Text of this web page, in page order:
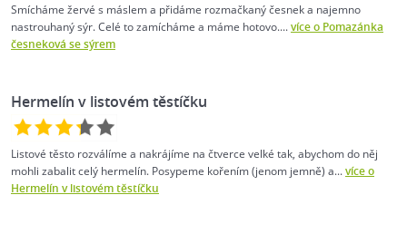
Smícháme žervé s máslem a přidáme rozmačkaný česnek a najemno
nastrouhaný sýr. Celé to zamícháme a máme hotovo....více o Pomazánka
česneková se sýrem
Hermelín v listovém těstíčku
Listové těsto rozválíme a nakrájíme na čtverce velké tak, abychom do něj
mohli zabalit celý hermelín. Posypeme kořením (jenom jemně) a...více o
Hermelín v listovém těstíčku